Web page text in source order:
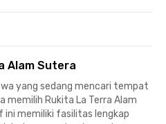
Alam Sutera
yang sedang mencari tempat
memilih Rukita La Terra Alam
ini memiliki fasilitas lengkap